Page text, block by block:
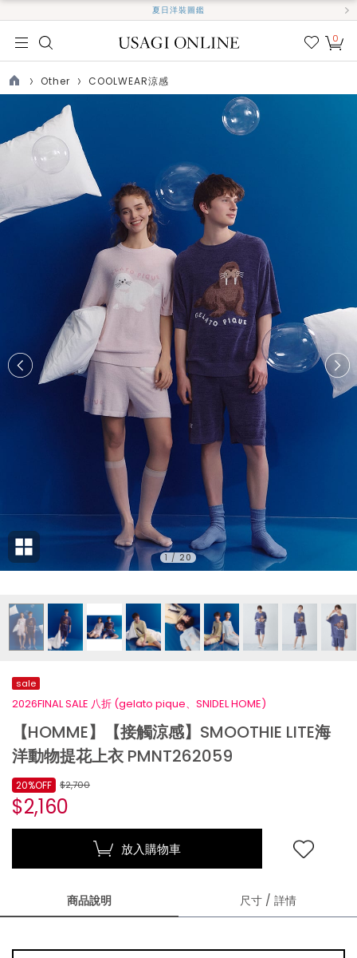
夏日洋裝圖鑑
我的
0
TOP
Other COOLWEAR涼感
1 / 20
sale
2026FINAL SALE 八折 (gelato pique、SNIDEL HOME)
【HOMME】【接觸涼感】SMOOTHIE LITE海
洋動物提花上衣 PMNT262059
$2,700
$2,160
20%OFF
放入購物車
商品說明 尺寸 / 詳情